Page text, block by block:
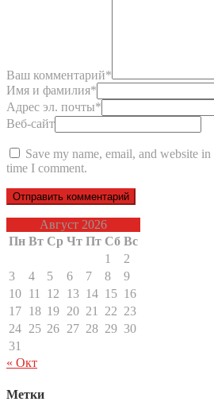
Ваш комментарий*
Имя и фамилия*
Адрес эл. почты*
Веб-сайт
Save my name, email, and website
time I comment.
Август 2026
Пн Вт Ср Чт Пт Сб Вс
1
2
3
4 5 6 7 8
9
10 11 12 13 14 15 16
17 18 19 20 21 22 23
24 25 26 27 28 29 30
31
« Окт
Метки